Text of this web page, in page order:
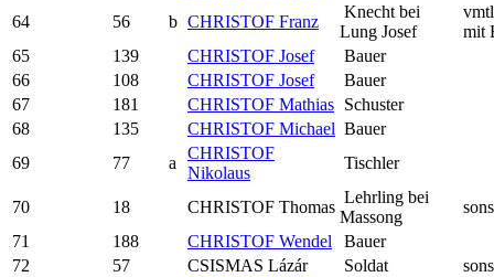
64
56 b CHRISTOF Franz
Knecht bei
Lung Josef
mit
65
139 CHRISTOF Josef
Bauer
66
108 CHRISTOF Josef
Bauer
67
181 CHRISTOF Mathias Schuster
68
135 CHRISTOF Michael Bauer
69
77 a
CHRISTOF
Nikolaus
Tischler
70 18 CHRISTOF Thomas
Lehrling bei
Massong
71
188 CHRISTOF Wendel
Bauer
72
57 CSISMAS Lázár Soldat